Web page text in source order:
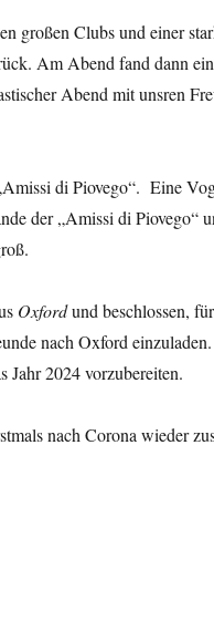
großen Clubs und einer
Am Abend fand dann
Abend mit unsren
di Piovego“. Eine
der „Amissi di Piovego“
Oxfordund beschlossen,
nach Oxford
Jahr 2024 vorzubereiten.
nach Corona wieder